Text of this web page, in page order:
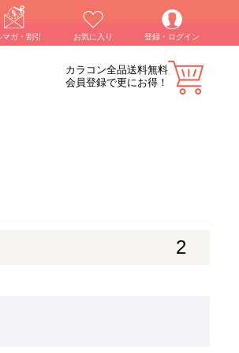
マガ・割引 お気に入り 登録・ログイン
カラコン全品送料無料
会員登録で更にお得！
2